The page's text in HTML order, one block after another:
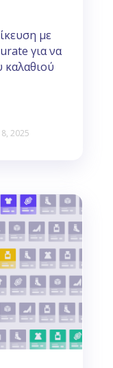
με
για να
καλαθιού
2025